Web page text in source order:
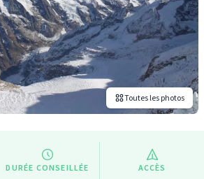
Toutes les photos
DURÉE CONSEILLÉE ACCÈS